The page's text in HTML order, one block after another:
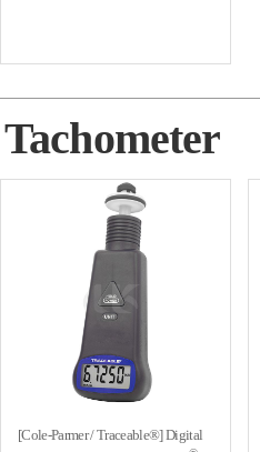
Tachometer
[Cole-Parmer / Traceable®] Digital